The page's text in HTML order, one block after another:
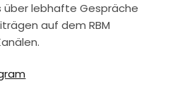
über lebhafte Gespräche
auf dem RBM